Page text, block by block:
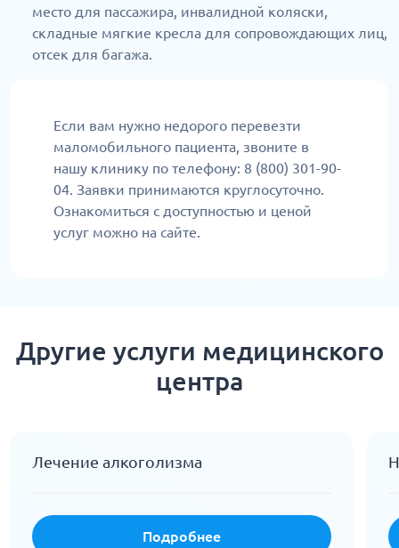
место для пассажира, инвалидной коляски,
складные мягкие кресла для сопровождающих лиц,
отсек для багажа.
Если вам нужно недорого перевезти
маломобильного пациента, звоните в
нашу клинику по телефону: 8 (800) 301-90-
04. Заявки принимаются круглосуточно.
Ознакомиться с доступностью и ценой
услуг можно на сайте.
Другие услуги медицинского
центра
Лечение алкоголизма
Подробнее